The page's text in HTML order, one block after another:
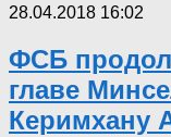
28.04.2018 16:02
ФСБ
главе
Керимхану